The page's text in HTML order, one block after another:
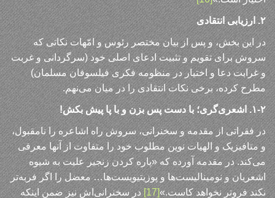
۲. ارزیابی انتقادی
در این بخش، و پس از بیان مختصر رئوس و امّهات نکاتی که
سروش برای تقویم و تثبیت ادعای اصلی خود (سرگردانی و غربت
و غرابت دعا و اختیار در منظومه فکری فیلسوفان مسلمان)
مطرح کرده، برخی نکات انتقادی را در میان می‌نهم.
۱-۲. اشعری‌گری؛ با دست پس بزن و با پا پیش بکش!
در فقراتی از مقدمه و سخنرانی، سروش راه اشاعره را نامقبول،
و متافیزیک و الهیات نوین مطلوب خود را متفاوت از آنها معرفی
می‌کند. در مقدمه آورده که «پاره کردن زنجیر علیت به شیوه
اشعریان و نومینالیست‌ها و پوزیتیویست‌ها… معضل را اگر فربه‌تر
نکند فروتر نخواهد کاست.»[17]
در سخنرانی‌اش نیز ضمن اینکه